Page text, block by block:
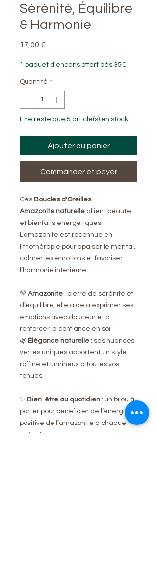
Sérénité, Équilibre
& Harmonie
17,00 €
1 paquet d'encens offert dès 35€
Quantité *
Il ne reste que 5 article(s) en stock
Ajouter au panier
Commander et payer
Ces Boucles d'Oreilles
Amazonite naturelle allient beauté
et bienfaits énergétiques.
L’amazonite est reconnue en
lithothérapie pour apaiser le mental,
calmer les émotions et favoriser
l’harmonie intérieure.
💚 Amazonite : pierre de sérénité et
d’équilibre, elle aide à exprimer ses
émotions avec douceur et à
renforcer la confiance en soi.
🌿 Élégance naturelle : ses nuances
vertes uniques apportent un style
raffiné et lumineux à toutes vos
tenues.
✨ Bien-être au quotidien : un bijou à
porter pour bénéficier de l’énergie
positive de l’amazonite à chaque
instant.